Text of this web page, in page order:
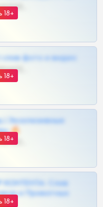
18+
18+
фото и видео
18+
Эксклюзивные
🔥
18+
Слив
и Приватных